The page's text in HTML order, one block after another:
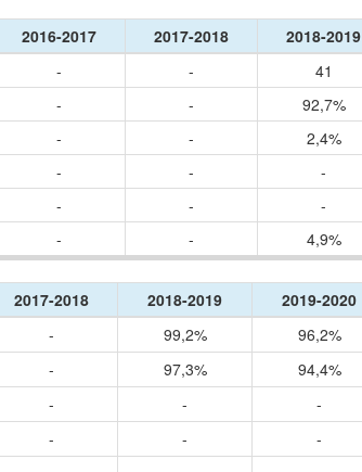
2016-2017 2017-2018 2018-2019
- - 41
- - 92,7%
- - 2,4%
- - -
- - -
- - 4,9%
2017-2018 2018-2019 2019-2020
- 99,2% 96,2%
- 97,3% 94,4%
- - -
- - -